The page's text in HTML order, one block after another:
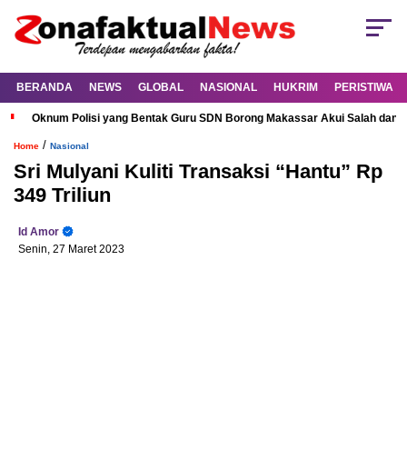
BERANDA NEWS GLOBAL NASIONAL HUKRIM PERISTIWA
Oknum Polisi yang Bentak Guru SDN Borong Makassar Akui Salah dan
Home / Nasional
Sri Mulyani Kuliti Transaksi “Hantu” Rp
349 Triliun
Id Amor
Senin, 27 Maret 2023